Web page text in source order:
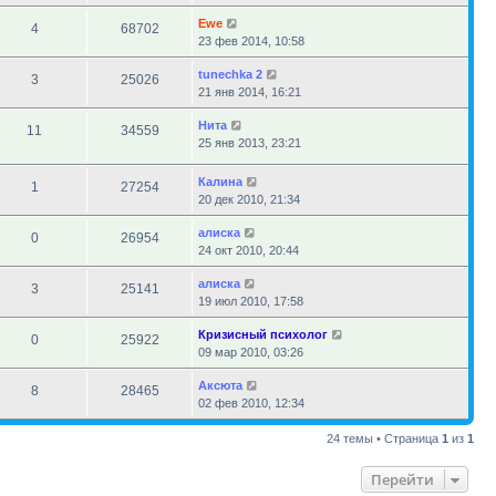
4 68702
Ewe
23 фев 2014, 10:58
3 25026
tunechka 2
21 янв 2014, 16:21
11 34559
Нита
25 янв 2013, 23:21
1 27254
Калина
20 дек 2010, 21:34
0 26954
алиска
24 окт 2010, 20:44
3 25141
алиска
19 июл 2010, 17:58
0 25922
Кризисный психолог
09 мар 2010, 03:26
8 28465
Аксюта
02 фев 2010, 12:34
24 темы • Страница 1 из 1
Перейти